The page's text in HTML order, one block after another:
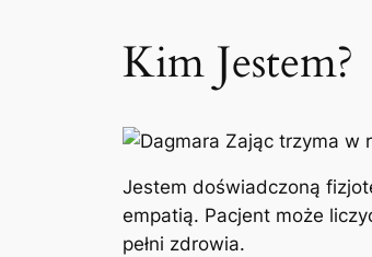
Kim Jestem?
Jestem doświadczoną
empatią. Pacjent może
pełni zdrowia.